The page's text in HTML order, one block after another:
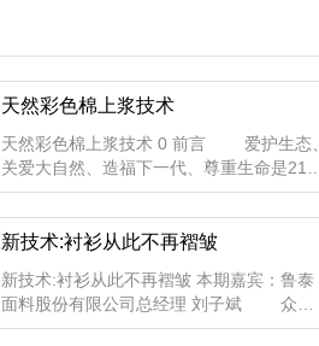
天然彩色棉上浆技术
天然彩色棉上浆技术 0 前言 爱护生态、
关爱大自然、造福下一代、尊重生命是21世
纪的主题。随着...
新技术:衬衫从此不再褶皱
新技术:衬衫从此不再褶皱 本期嘉宾：鲁泰
面料股份有限公司总经理 刘子斌 众所
周知，天然棉、麻衬...